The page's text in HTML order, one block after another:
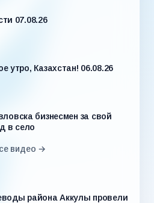
07.08.26
утро, Казахстан! 06.08.26
бизнесмен за свой
в село
видео →
района Аккулы провели